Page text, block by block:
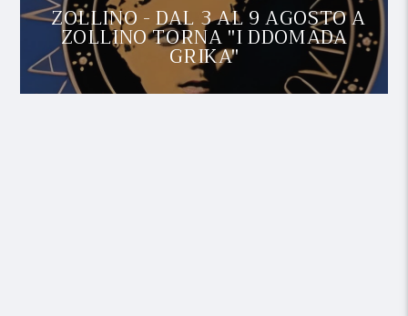
ZOLLINO - DAL 3 AL 9 AGOSTO A
ZOLLINO TORNA "I DDOMADA
GRIKA"